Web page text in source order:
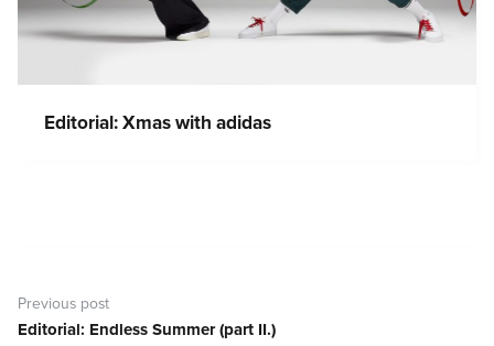
Editorial: Xmas with adidas
navigáció
Previous post
Previous
Editorial: Endless Summer (part II.)